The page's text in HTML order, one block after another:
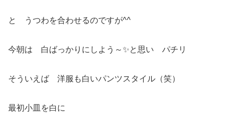
と うつわを合わせるのですが^^
今朝は 白ばっかりにしよう～✨と思い パチリ
そういえば 洋服も白いパンツスタイル（笑）
最初小皿を白に